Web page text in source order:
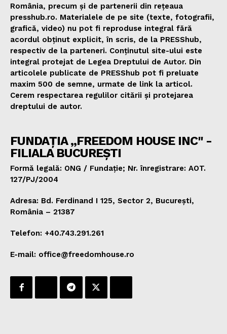
România, precum și de partenerii din rețeaua
presshub.ro. Materialele de pe site (texte, fotografii,
grafică, video) nu pot fi reproduse integral fără
acordul obținut explicit, în scris, de la PRESShub,
respectiv de la parteneri. Conținutul site-ului este
integral protejat de Legea Dreptului de Autor. Din
articolele publicate de PRESShub pot fi preluate
maxim 500 de semne, urmate de link la articol.
Cerem respectarea regulilor citării și protejarea
dreptului de autor.
FUNDAȚIA „FREEDOM HOUSE INC" -
FILIALA BUCUREȘTI
Formă legală: ONG / Fundație; Nr. înregistrare: AOT.
127/PJ/2004
Adresa: Bd. Ferdinand I 125, Sector 2, București,
România – 21387
Telefon: +40.743.291.261
E-mail: office@freedomhouse.ro